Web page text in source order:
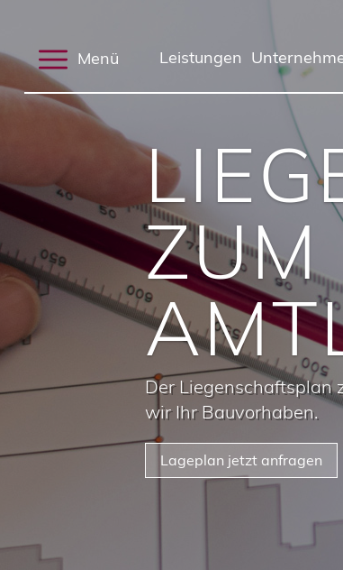
Menü Leistungen
Der Liegenschaftsplan
wir Ihr Bauvorhaben.
Lageplan jetzt anfragen